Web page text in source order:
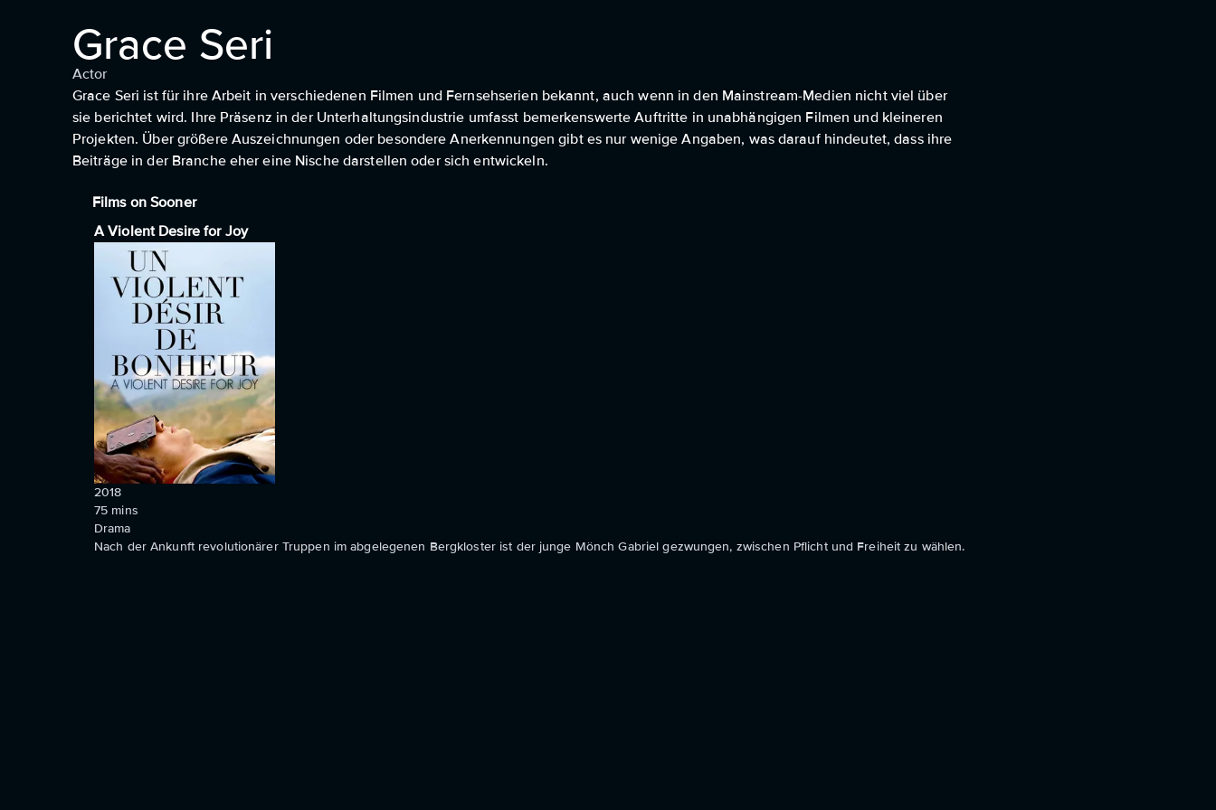
Grace Seri
Actor
Grace Seri ist für ihre Arbeit in verschiedenen Filmen und Fernsehserien bekannt, auch wenn in den Mainstream-Medien nicht viel über
sie berichtet wird. Ihre Präsenz in der Unterhaltungsindustrie umfasst bemerkenswerte Auftritte in unabhängigen Filmen und kleineren
Projekten. Über größere Auszeichnungen oder besondere Anerkennungen gibt es nur wenige Angaben, was darauf hindeutet, dass ihre
Beiträge in der Branche eher eine Nische darstellen oder sich entwickeln.
Films on Sooner
A Violent Desire for Joy
2018
75 mins
Drama
Nach der Ankunft revolutionärer Truppen im abgelegenen Bergkloster ist der junge Mönch Gabriel gezwungen, zwischen Pflicht und Freiheit zu wählen.